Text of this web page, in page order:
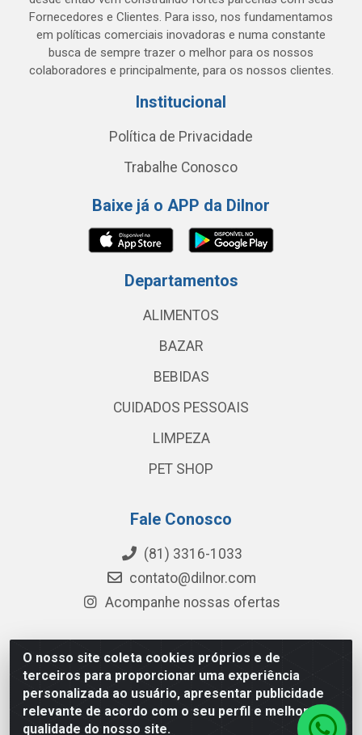
O nosso site coleta cookies próprios e de
terceiros para proporcionar uma experiência
personalizada ao usuário, apresentar publicidade
relevante de acordo com o seu perfil e melhorar a
qualidade do nosso site.
Fornecedores e Clientes. Para isso, nos fundamentamos
em políticas comerciais inovadoras e numa constante
busca de sempre trazer o melhor para os nossos
colaboradores e principalmente, para os nossos clientes.
Institucional
Política de Privacidade
Trabalhe Conosco
Baixe já o APP da Dilnor
Departamentos
ALIMENTOS
BAZAR
BEBIDAS
CUIDADOS PESSOAIS
LIMPEZA
PET SHOP
Fale Conosco
(81) 3316-1033
contato@dilnor.com
Acompanhe nossas ofertas
Dilnor Distribuidora - Rua Professor Joaquim Cavalcanti,
975 - Iputinga - Recife/PE - CEP 50800-010 - CNPJ
04.054.534/0001-51